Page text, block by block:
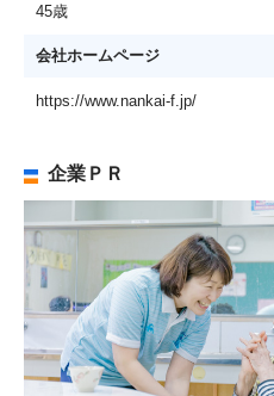
45歳
会社ホームページ
https://www.nankai-f.jp/
企業ＰＲ